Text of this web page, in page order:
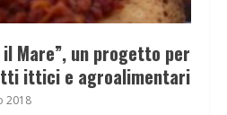
Mare”, un progetto per
ittici e agroalimentari
2018